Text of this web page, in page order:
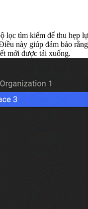
lọc tìm kiếm để thu hẹp
này giúp đảm bảo
mới được tải xuống.